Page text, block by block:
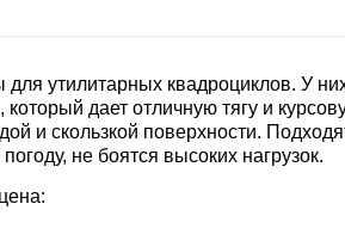
утилитарных квадроциклов. У
дает отличную тягу и
и скользкой поверхности.
не боятся высоких нагрузок.